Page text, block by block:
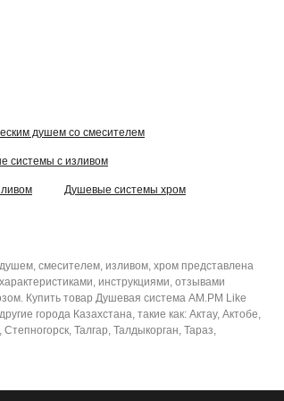
душем со смесителем
системы с изливом
Душевые системы хром
смесителем, изливом, хром представлена
инструкциями, отзывами
Купить товар Душевая система AM.PM Like
города Казахстана, такие как: Актау, Актобе,
Талгар, Талдыкорган, Тараз,